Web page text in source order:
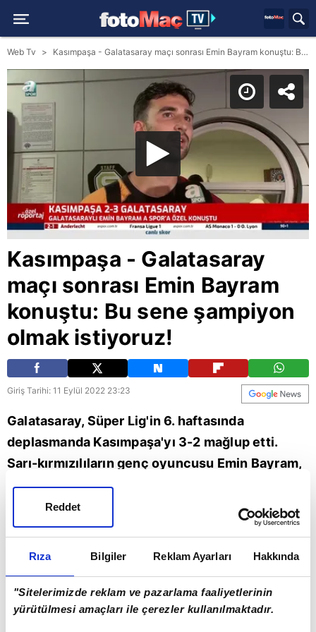
Rıza Bilgiler Reklam Ayarları Hakkında
"Sitelerimizde reklam ve pazarlama faaliyetlerinin
yürütülmesi amaçları ile çerezler kullanılmaktadır.
Reddet
Web Tv Kasımpaşa - Galatasaray maçı sonrası Emin Bayram konuştu: Bu sene şampiyon olmak istiyoruz!
Kasımpaşa - Galatasaray
maçı sonrası Emin Bayram
konuştu: Bu sene şampiyon
olmak istiyoruz!
Giriş Tarihi: 11 Eylül 2022 23:23
Galatasaray, Süper Lig'in 6. haftasında
deplasmanda Kasımpaşa'yı 3-2 mağlup etti.
Sarı-kırmızılıların genç oyuncusu Emin Bayram,
mücadelenin ardından açıklamalarda bulundu.
Emin Bayram, "Hoca görev verdiği sürece
elimden geleni yapacağım. Taraftarımıza ayrıca
şampiyon olmak istiyoruz." dedi.